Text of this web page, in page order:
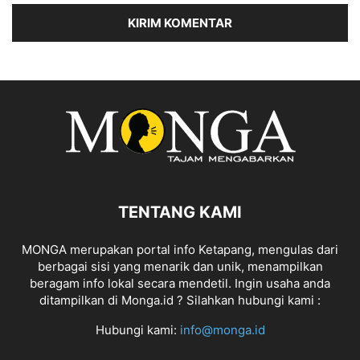
TENTANG KAMI
MONGA merupakan portal info Ketapang, mengulas dari
berbagai sisi yang menarik dan unik, menampilkan
beragam info lokal secara mendetil. Ingin usaha anda
ditampilkan di Monga.id ? Silahkan hubungi kami :
Hubungi kami: info@monga.id